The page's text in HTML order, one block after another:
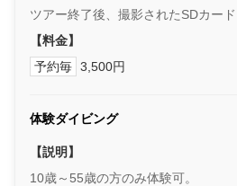
ツアー終了後、撮影されたSDカード
【料金】
予約毎 3,500円
体験ダイビング
【説明】
10歳～55歳の方のみ体験可。